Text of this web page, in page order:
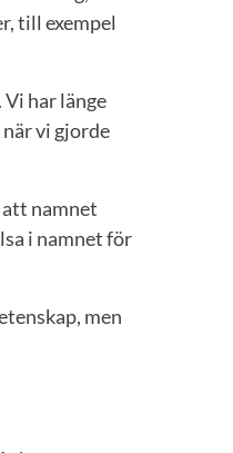
till exempel
har länge
vi gjorde
namnet
i namnet för
men